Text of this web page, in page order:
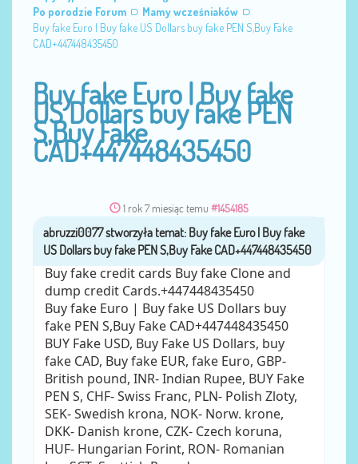
Po porodzie Forum
Mamy wcześniaków
Buy fake Euro | Buy fake US Dollars buy fake PEN S,Buy Fake
CAD+447448435450
Buy fake Euro | Buy fake
US Dollars buy fake PEN
S,Buy Fake
CAD+447448435450
1 rok 7 miesiąc temu #1454185
przezabruzzi0077
Buy fake credit cards Buy fake Clone and
dump credit Cards.+447448435450
Buy fake Euro | Buy fake US Dollars buy
fake PEN S,Buy Fake CAD+447448435450
BUY Fake USD, Buy Fake US Dollars, buy
fake CAD, Buy fake EUR, fake Euro, GBP-
British pound, INR- Indian Rupee, BUY Fake
PEN S, CHF- Swiss Franc, PLN- Polish Zloty,
SEK- Swedish krona, NOK- Norw. krone,
DKK- Danish krone, CZK- Czech koruna,
HUF- Hungarian Forint, RON- Romanian